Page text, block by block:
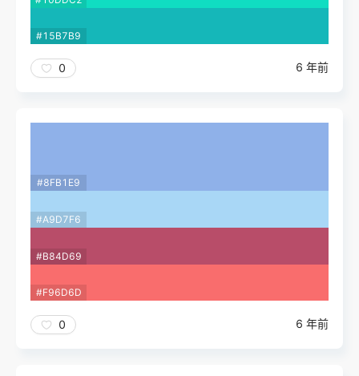
#15B7B9
0 6 年前
#8FB1E9
#A9D7F6
#B84D69
#F96D6D
0 6 年前